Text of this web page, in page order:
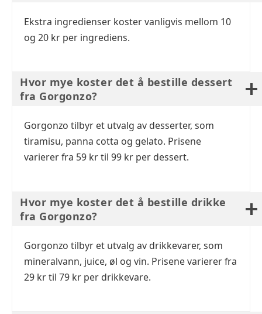
Ekstra ingredienser koster vanligvis mellom 10
og 20 kr per ingrediens.
Hvor mye koster det å bestille dessert
fra Gorgonzo?
Gorgonzo tilbyr et utvalg av desserter, som
tiramisu, panna cotta og gelato. Prisene
varierer fra 59 kr til 99 kr per dessert.
Hvor mye koster det å bestille drikke
fra Gorgonzo?
Gorgonzo tilbyr et utvalg av drikkevarer, som
mineralvann, juice, øl og vin. Prisene varierer fra
29 kr til 79 kr per drikkevare.